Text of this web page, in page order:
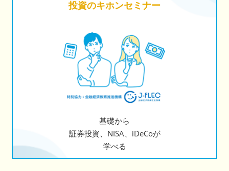
投資のキホンセミナー
基礎から
証券投資、NISA、iDeCoが
学べる